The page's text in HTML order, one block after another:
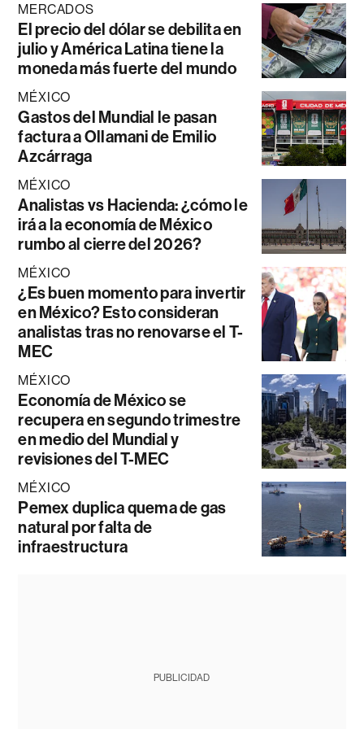
MERCADOS
El precio del dólar se debilita en
julio y América Latina tiene la
moneda más fuerte del mundo
MÉXICO
Gastos del Mundial le pasan
factura a Ollamani de Emilio
Azcárraga
MÉXICO
Analistas vs Hacienda: ¿cómo le
irá a la economía de México
rumbo al cierre del 2026?
MÉXICO
¿Es buen momento para invertir
en México? Esto consideran
analistas tras no renovarse el T-
MEC
MÉXICO
Economía de México se
recupera en segundo trimestre
en medio del Mundial y
revisiones del T-MEC
MÉXICO
Pemex duplica quema de gas
natural por falta de
infraestructura
PUBLICIDAD